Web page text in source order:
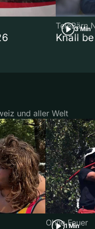
3 Min
TeleBärn
Knall
und aller Welt
1 Min
Ohne Feuer